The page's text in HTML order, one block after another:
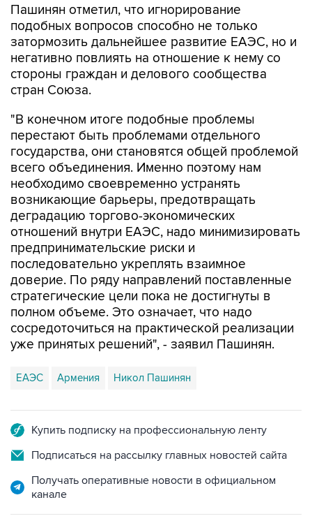
Пашинян отметил, что игнорирование
подобных вопросов способно не только
затормозить дальнейшее развитие ЕАЭС, но и
негативно повлиять на отношение к нему со
стороны граждан и делового сообщества
стран Союза.
"В конечном итоге подобные проблемы
перестают быть проблемами отдельного
государства, они становятся общей проблемой
всего объединения. Именно поэтому нам
необходимо своевременно устранять
возникающие барьеры, предотвращать
деградацию торгово-экономических
отношений внутри ЕАЭС, надо минимизировать
предпринимательские риски и
последовательно укреплять взаимное
доверие. По ряду направлений поставленные
стратегические цели пока не достигнуты в
полном объеме. Это означает, что надо
сосредоточиться на практической реализации
уже принятых решений", - заявил Пашинян.
ЕАЭС Армения Никол Пашинян
Купить подписку на профессиональную ленту
Подписаться на рассылку главных новостей сайта
Получать оперативные новости в официальном
канале